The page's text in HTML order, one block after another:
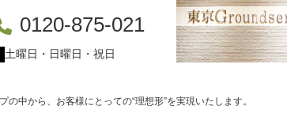
0120-875-021
土曜日・日曜日・祝日
中から、お客様にとっての“理想形”を実現いたします。